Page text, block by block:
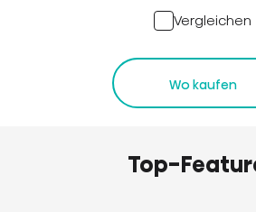
Vergleichen
Wo kaufen
Top-